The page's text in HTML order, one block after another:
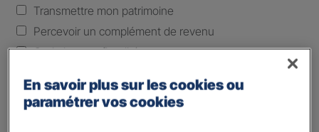
Transmettre mon patrimoine
Percevoir un complément de revenu
Optimiser ma fiscalité
Plusieurs choix possibles
En savoir plus sur les cookies ou
paramétrer vos cookies